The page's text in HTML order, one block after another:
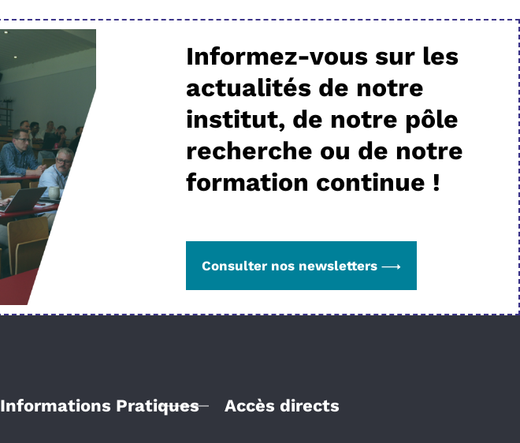
Informez-vous sur les
actualités de notre
institut, de notre pôle
recherche ou de notre
formation continue !
Consulter nos newsletters
Informations Pratiques Accès directs